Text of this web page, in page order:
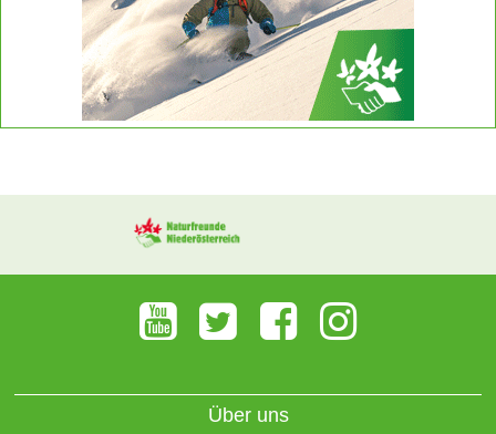
Über uns